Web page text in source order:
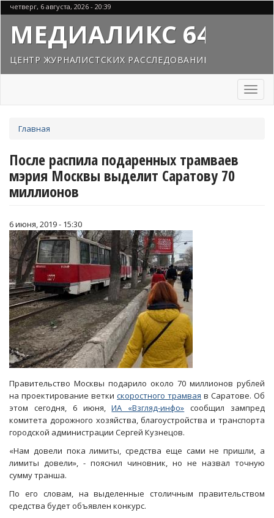
Перейти
к
основному
содержанию
четверг, 6 августа, 2026 - 20:39
МЕДИАЛИКС 64
ЦЕНТР ЖУРНАЛИСТСКИХ РАССЛЕДОВАНИЙ
Toggle
здесь
Главная
После распила подаренных трамваев
мэрия Москвы выделит Саратову 70
миллионов
6 июня, 2019 - 15:30
Правительство Москвы подарило около 70 миллионов рублей
на проектирование ветки скоростного трамвая в Саратове. Об
этом сегодня, 6 июня,ИА «Взгляд-инфо» сообщил зампред
комитета дорожного хозяйства, благоустройства и транспорта
городской администрации Сергей Кузнецов.
«Нам довели пока лимиты, средства еще сами не пришли, а
лимиты довели», - пояснил чиновник, но не назвал точную
сумму транша.
По его словам, на выделенные столичным правительством
средства будет объявлен конкурс.